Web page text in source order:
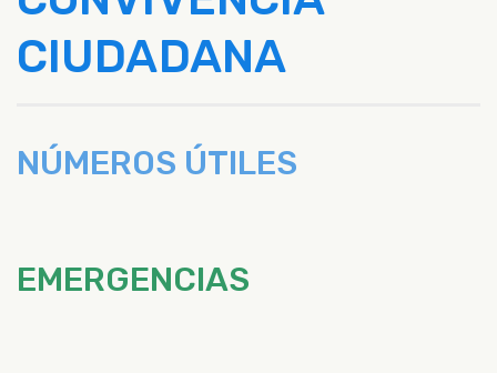
CIUDADANA
NÚMEROS ÚTILES
EMERGENCIAS